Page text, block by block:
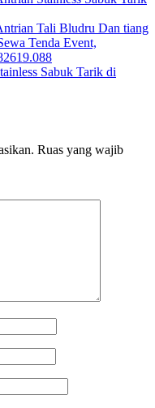
Tali Bludru Dan tiang
Tenda Event,
Sabuk Tarik di
Ruas yang wajib